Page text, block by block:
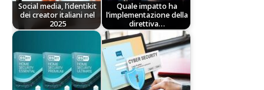
Social media, l’identikit
dei creator italiani nel
2025
Quale impatto ha
l’implementazione della
direttiva…